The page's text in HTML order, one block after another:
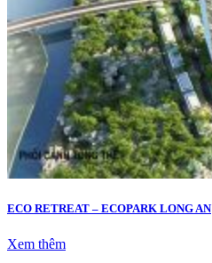
ECO RETREAT – ECOPARK LONG AN
Xem thêm